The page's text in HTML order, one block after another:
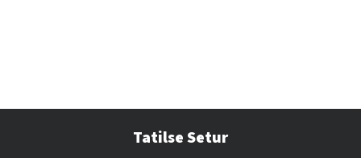
Tatilse Setur